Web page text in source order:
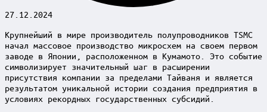
27.12.2024
Крупнейший в мире производитель полупроводников TSMC
начал массовое производство микросхем на своем первом
заводе в Японии, расположенном в Кумамото. Это событие
символизирует значительный шаг в расширении
присутствия компании за пределами Тайваня и является
результатом уникальной истории создания предприятия в
условиях рекордных государственных субсидий.